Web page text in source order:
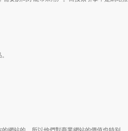
站的，所以他們對商業網站的價值也特别